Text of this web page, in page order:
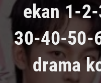
ekan 1-
30-40-50-
drama